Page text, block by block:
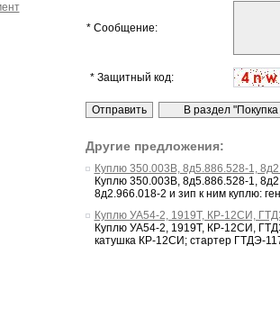
* Сообщение:
* Защитный код:
Другие предложения:
Куплю 350.003В, 8д5.886.528-1,
Куплю 350.003В, 8д5.886.528-1,
8д2.966.018-2 и зип к ним куплю:
Куплю УА54-2, 1919Т, КР-12СИ,
Куплю УА54-2, 1919Т, КР-12СИ,
катушка КР-12СИ; стартер ГТДЭ-